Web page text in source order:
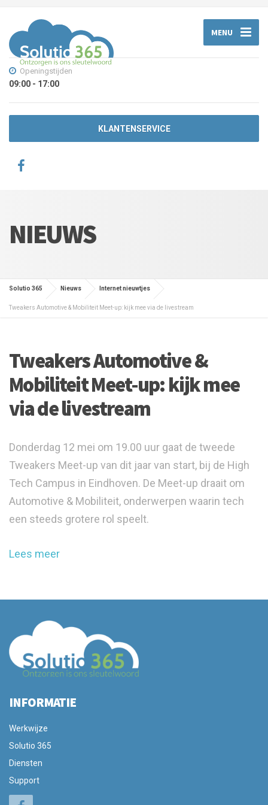
MENU
Openingstijden
09:00 - 17:00
KLANTENSERVICE
NIEUWS
Solutio 365 Nieuws Internet nieuwtjes
Tweakers Automotive & Mobiliteit Meet-up: kijk mee via de livestream
Tweakers Automotive &
Mobiliteit Meet-up: kijk mee
via de livestream
Donderdag 12 mei om 19.00 uur gaat de tweede
Tweakers Meet-up van dit jaar van start, bij de High
Tech Campus in Eindhoven. De Meet-up draait om
Automotive & Mobiliteit, onderwerpen waarin tech
een steeds grotere rol speelt.
Lees meer
INFORMATIE
Werkwijze
Solutio 365
Diensten
Support